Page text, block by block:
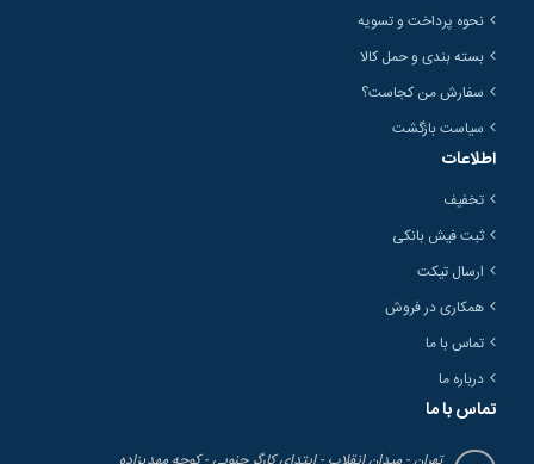
نحوه پرداخت و تسویه
بسته بندی و حمل کالا
سفارش من کجاست؟
سیاست بازگشت
اطلاعات
تخفیف
ثبت فیش بانکی
ارسال تیکت
همکاری در فروش
تماس با ما
درباره ما
تماس با ما